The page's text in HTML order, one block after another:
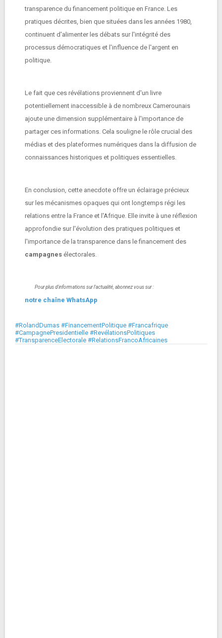
transparence du financement politique en France. Les
pratiques décrites, bien que situées dans les années 1980,
continuent d'alimenter les débats sur l'intégrité des
processus démocratiques et l'influence de l'argent en
politique.
Le fait que ces révélations proviennent d'un livre
potentiellement inaccessible à de nombreux Camerounais
ajoute une dimension supplémentaire à l'importance de
partager ces informations. Cela souligne le rôle crucial des
médias et des plateformes numériques dans la diffusion de
connaissances historiques et politiques essentielles.
En conclusion, cette anecdote offre un éclairage précieux
sur les mécanismes opaques qui ont longtemps régi les
relations entre la France et l'Afrique. Elle invite à une réflexion
approfondie sur l'évolution des pratiques politiques et
l'importance de la transparence dans le financement des
campagnes électorales.
Pour plus d'informations sur l'actualité, abonnez vous sur :
notre chaîne WhatsApp
#RolandDumas #FinancementPolitique #Francafrique
#CampagnePresidentielle #RevélationsPolitiques
#TransparenceElectorale #RelationsFrancoAfricaines